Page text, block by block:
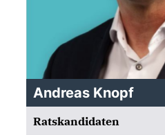
Andreas Knopf
Ratskandidaten